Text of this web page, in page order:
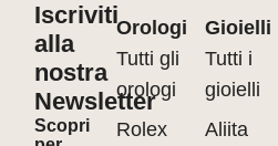
Iscriviti
alla
nostra
Newsletter
Scopri
Orologi
Tutti gli
orologi
Rolex
Gioielli
Tutti i
gioielli
Aliita